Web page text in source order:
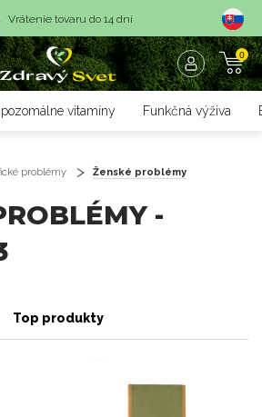
Vrátenie tovaru do 14 dní
Rýchle dodanie <36 hod
Rýchle dodanie <36 hod
0
vitamíny Funkčná výživa
problémy Ženské problémy
-
Top produkty